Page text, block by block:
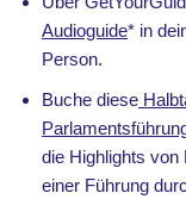
Audioguide* in
Person.
Buche diese
die Highlights von
einer Führung